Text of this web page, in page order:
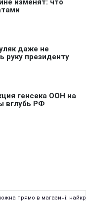
прямо в магазині: